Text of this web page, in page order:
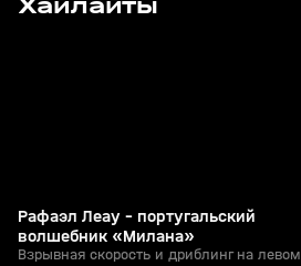
Рафаэл Леау - португальский
волшебник «Милана»
Взрывная скорость и дриблинг на левом